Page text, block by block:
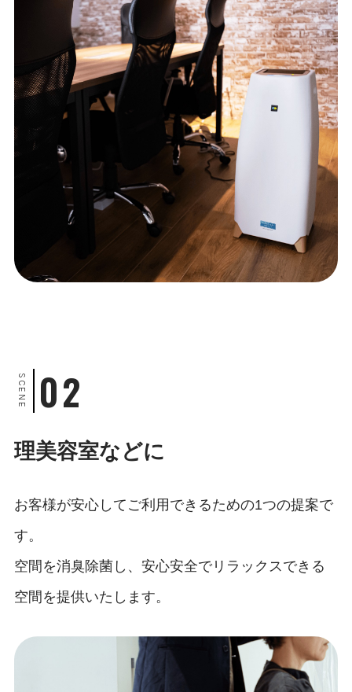
SCENE 02
理美容室などに
お客様が安心してご利用できるための1つの提案で
す。
空間を消臭除菌し、安心安全でリラックスできる
空間を提供いたします。